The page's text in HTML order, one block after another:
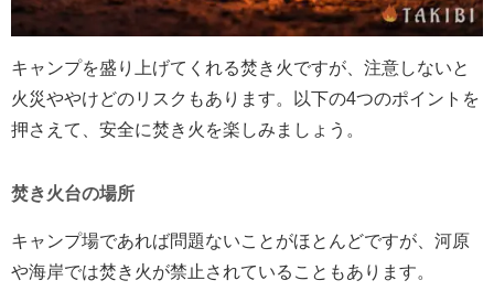
キャンプを盛り上げてくれる焚き火ですが、注意しないと
火災ややけどのリスクもあります。以下の4つのポイントを
押さえて、安全に焚き火を楽しみましょう。
焚き火台の場所
キャンプ場であれば問題ないことがほとんどですが、河原
や海岸では焚き火が禁止されていることもあります。